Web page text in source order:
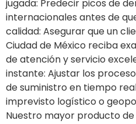
jugada: Predecir picos de
internacionales antes de
calidad: Asegurar que un
Ciudad de México reciba
de atención y servicio
instante: Ajustar los
de suministro en tiempo
imprevisto logístico o
Nuestro mayor producto